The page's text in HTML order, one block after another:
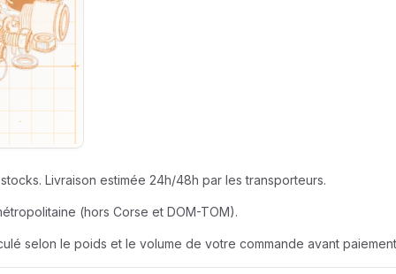
Livraison estimée 24h/48h par les transporteurs.
(hors Corse et DOM-TOM).
selon le poids et le volume de votre commande avant